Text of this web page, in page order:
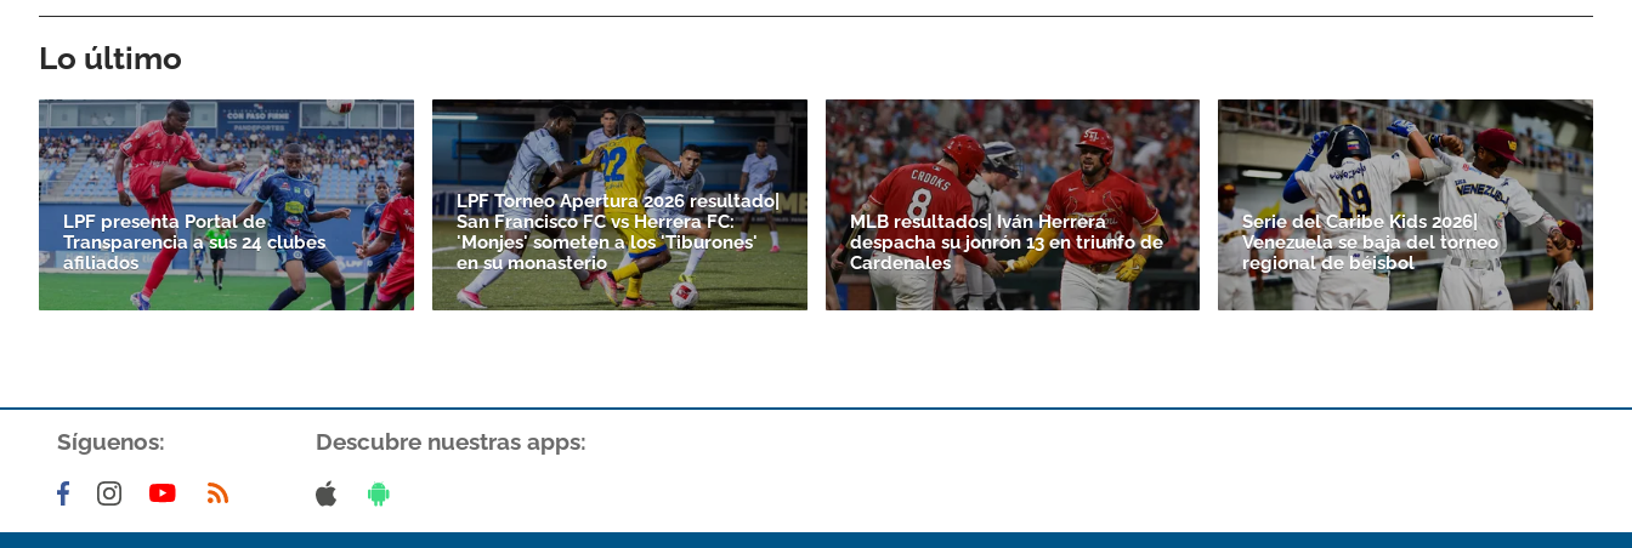
Lo último
LPF presenta Portal de
Transparencia a sus 24 clubes
afiliados
LPF Torneo Apertura 2026 resultado|
San Francisco FC vs Herrera FC:
'Monjes' someten a los 'Tiburones'
en su monasterio
MLB resultados| Iván Herrera
despacha su jonrón 13 en triunfo de
Cardenales
Serie del Caribe Kids 2026|
Venezuela se baja del torneo
regional de béisbol
Síguenos: Descubre nuestras apps: